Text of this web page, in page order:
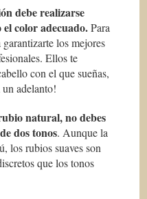
debe realizarse
color adecuado.Para
los mejores
Ellos te
con el que sueñas,
adelanto!
natural, no debes
dos tonos. Aunque la
los rubios suaves son
que los tonos